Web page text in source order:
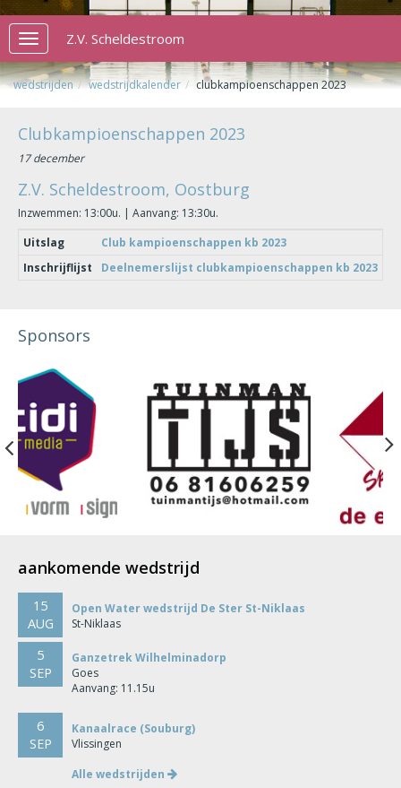
Toggle
navigation
Z.V. Scheldestroom
wedstrijden wedstrijdkalender clubkampioenschappen 2023
Clubkampioenschappen 2023
17 december
Z.V. Scheldestroom, Oostburg
Inzwemmen: 13:00u. | Aanvang: 13:30u.
Uitslag
Club kampioenschappen kb 2023
Inschrijflijst
Deelnemerslijst clubkampioenschappen kb 2023
Sponsors
Previous
aankomende wedstrijd
15
AUG
Open Water wedstrijd De Ster St-Niklaas
St-Niklaas
5
SEP
Ganzetrek Wilhelminadorp
Goes
Aanvang: 11.15u
6
SEP
Kanaalrace (Souburg)
Vlissingen
Alle wedstrijden